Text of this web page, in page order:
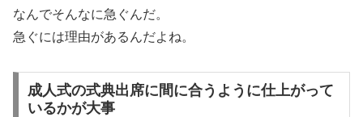
なんでそんなに急ぐんだ。
急ぐには理由があるんだよね。
成人式の式典出席に間に合うように仕上がって
いるかが大事